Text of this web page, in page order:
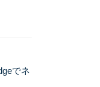
でネ